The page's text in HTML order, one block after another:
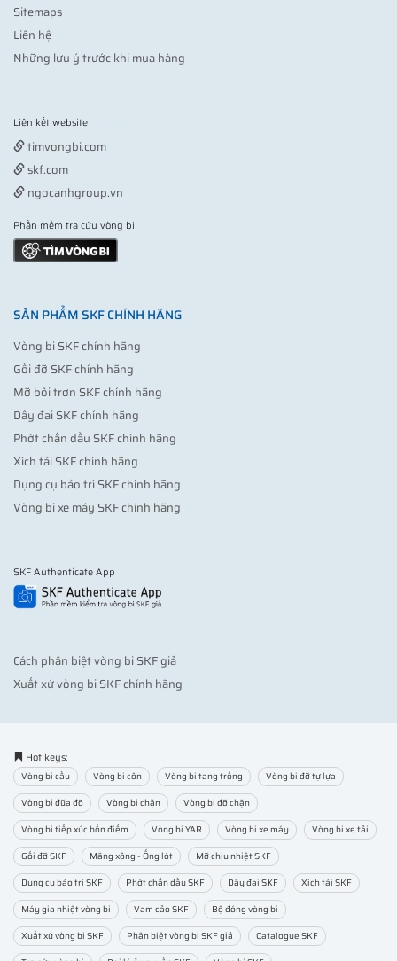
Sitemaps
Liên hệ
Những lưu ý trước khi mua hàng
Liên kết website
timvongbi.com
skf.com
ngocanhgroup.vn
Phần mềm tra cứu vòng bi
SẢN PHẨM SKF CHÍNH HÃNG
Vòng bi SKF chính hãng
Gối đỡ SKF chính hãng
Mỡ bôi trơn SKF chính hãng
Dây đai SKF chính hãng
Phớt chắn dầu SKF chính hãng
Xích tải SKF chính hãng
Dụng cụ bảo trì SKF chính hãng
Vòng bi xe máy SKF chính hãng
SKF Authenticate App
Cách phân biệt vòng bi SKF giả
Xuất xứ vòng bi SKF chính hãng
Hot keys:
Vòng bi cầu Vòng bi côn Vòng bi tang trống
Vòng bi đỡ tự lựa
Vòng bi đũa đỡ
Vòng bi chặn
Vòng bi đỡ chặn
Vòng bi tiếp xúc bốn điểm
Vòng bi YAR Vòng bi xe máy
Vòng bi xe tải
Gối đỡ SKF
Măng xông - Ống lót
Mỡ chịu nhiệt SKF
Dụng cụ bảo trì SKF
Phớt chắn dầu SKF Dây đai SKF
Xích tải SKF
Máy gia nhiệt vòng bi
Vam cảo SKF
Bộ đóng vòng bi
Xuất xứ vòng bi SKF
Phân biệt vòng bi SKF giả
Catalogue SKF